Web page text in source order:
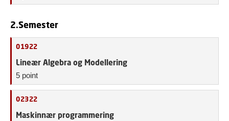
2.Semester
01922
Lineær Algebra og Modellering
5 point
02322
Maskinnær programmering